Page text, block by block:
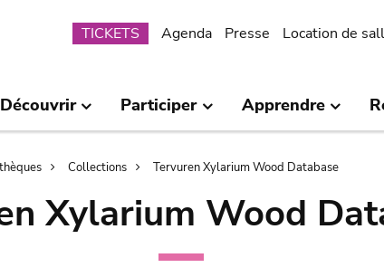
Submenu
TICKETS Agenda Presse Location de
Découvrir Participer Apprendre
Collections Tervuren Xylarium Wood Database
Xylarium Wood